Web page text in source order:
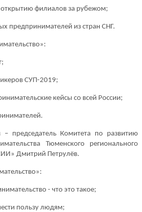
открытию филиалов за рубежом;
предпринимателей из стран СНГ.
СУП-2019;
кейсы со всей России;
– председатель Комитета по развитию
Тюменского регионального
Дмитрий Петрулёв.
- что это такое;
пользу людям;